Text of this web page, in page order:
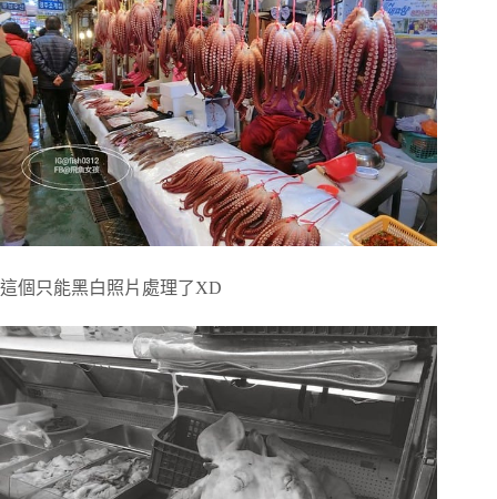
這個只能黑白照片處理了XD